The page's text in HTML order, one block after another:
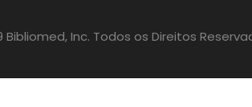
Bibliomed, Inc. Todos os Direitos